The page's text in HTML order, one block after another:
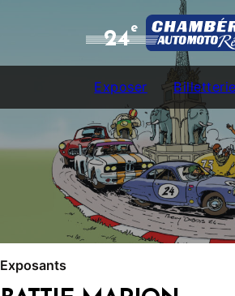
24e
Exposer Billetterie
Exposants